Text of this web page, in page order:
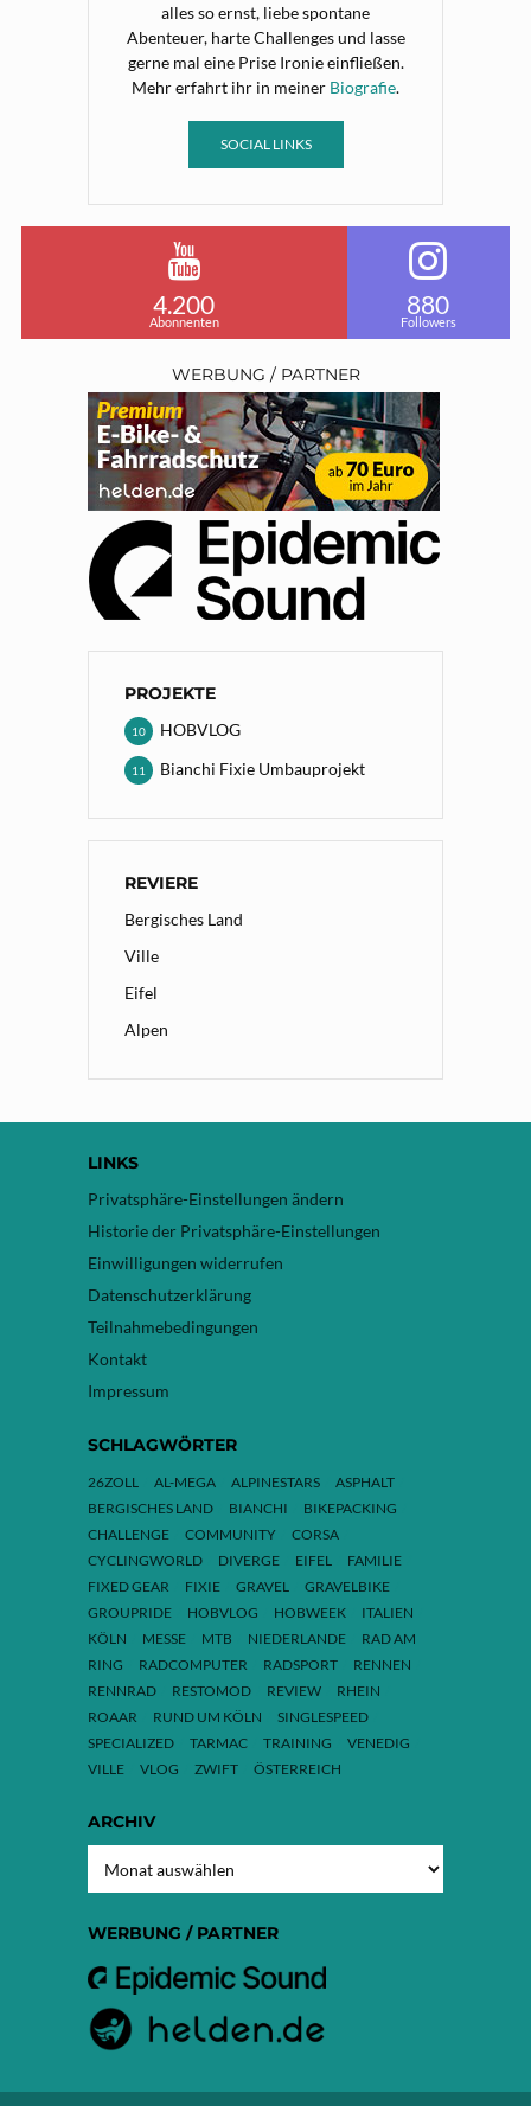
alles so ernst, liebe spontane
Abenteuer, harte Challenges und lasse
gerne mal eine Prise Ironie einfließen.
Mehr erfahrt ihr in meiner Biografie.
SOCIAL LINKS
4.200
Abonnenten
880
Followers
WERBUNG / PARTNER
PROJEKTE
HOBVLOG
10
Bianchi Fixie Umbauprojekt
11
REVIERE
Bergisches Land
Ville
Eifel
Alpen
LINKS
Privatsphäre-Einstellungen ändern
Historie der Privatsphäre-Einstellungen
Einwilligungen widerrufen
Datenschutzerklärung
Teilnahmebedingungen
Kontakt
Impressum
SCHLAGWÖRTER
26ZOLL AL-MEGA ALPINESTARS
ASPHALT
BERGISCHES LAND
BIANCHI
BIKEPACKING
CHALLENGE
COMMUNITY
CORSA
CYCLINGWORLD
DIVERGE EIFEL
FAMILIE
FIXED GEAR
FIXIE GRAVEL
GRAVELBIKE
GROUPRIDE
HOBVLOG HOBWEEK
ITALIEN
KÖLN
MESSE MTB NIEDERLANDE
RAD AM
RING
RADCOMPUTER RADSPORT
RENNEN
RENNRAD
RESTOMOD REVIEW
RHEIN
ROAAR
RUND UM KÖLN
SINGLESPEED
SPECIALIZED
TARMAC TRAINING
VENEDIG
VILLE
VLOG ZWIFT ÖSTERREICH
ARCHIV
WERBUNG / PARTNER